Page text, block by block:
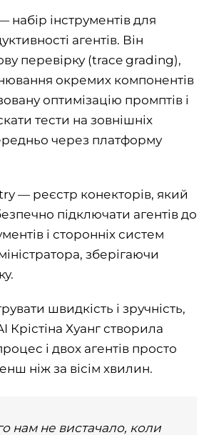
набір інструментів для
агентів. Він
перевірку (trace grading),
окремих компонентів
оптимізацію промптів і
тести на зовнішніх
через платформу
— реєстр конекторів, який
підключати агентів до
і сторонніх систем
зберігаючи
швидкість і зручність,
Крістіна Хуанг створила
і двох агентів просто
ніж за вісім хвилин.
нам не вистачало, коли